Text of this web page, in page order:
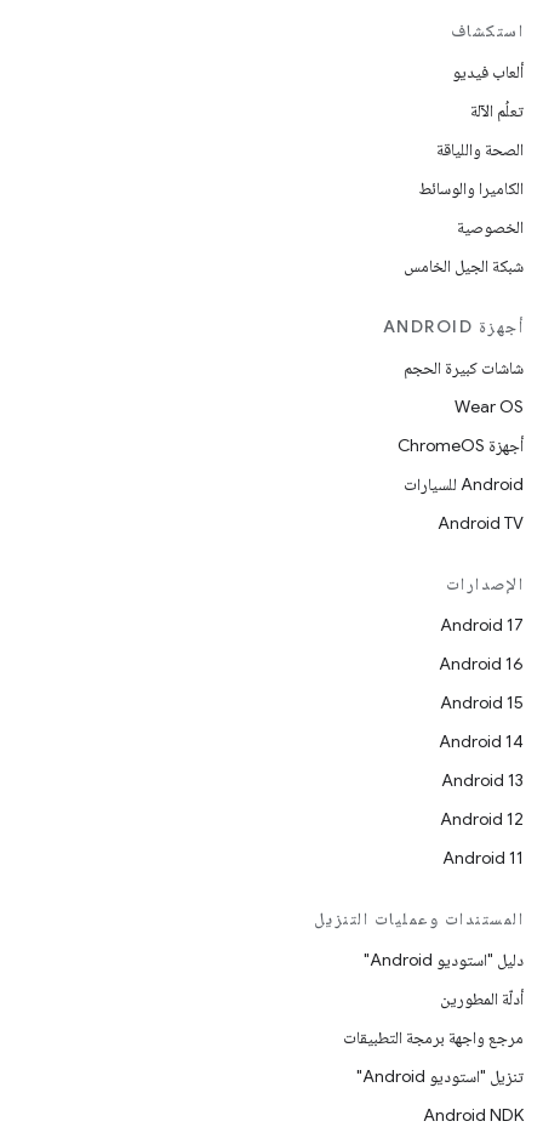
استكشاف
ألعاب فيديو
تعلُم الآلة
الصحة واللياقة
الكاميرا والوسائط
الخصوصية
شبكة الجيل الخامس
أجهزة ANDROID
شاشات كبيرة الحجم
Wear OS
أجهزة ChromeOS
Android للسيارات
Android TV
الإصدارات
Android 17
Android 16
Android 15
Android 14
Android 13
Android 12
Android 11
المستندات وعمليات التنزيل
دليل "استوديو Android"
أدلّة المطورين
مرجع واجهة برمجة التطبيقات
تنزيل "استوديو Android"
Android NDK